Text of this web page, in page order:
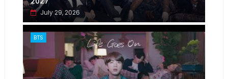
July 29, 2026
BTS